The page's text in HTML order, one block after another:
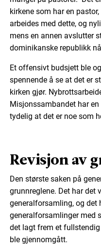
kirkene som har en
arbeides med dette, og
mens en annen avslutter
dominikanske republikk
Et offensivt budsjett ble
spennende å se at det er
kirken gjør.
Misjonssambandet har en
tydelig at det er noe som
Revisjon av
Den største saken på
grunnreglene. Det har
generalforsamling, og
generalforsamlinger med
det lagt frem et
ble gjennomgått.